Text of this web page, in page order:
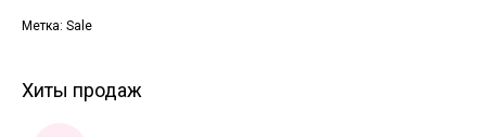
Метка: Sale
Хиты продаж